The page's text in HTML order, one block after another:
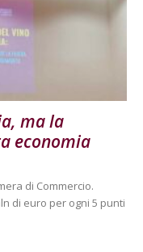
ma la
economia
di Commercio.
di euro per ogni 5 punti